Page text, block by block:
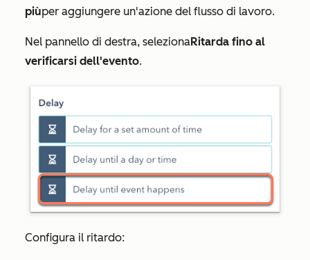
piùper aggiungere un'azione del flusso di lavoro.
Nel pannello di destra, selezionaRitarda fino al
verificarsi dell'evento.
Configura il ritardo: